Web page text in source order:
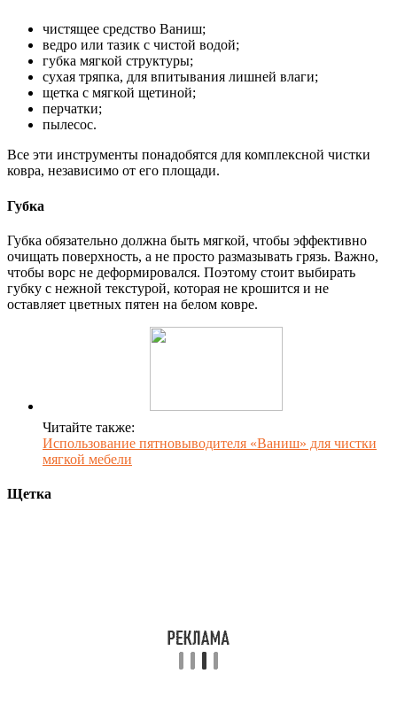
чистящее средство Ваниш;
ведро или тазик с чистой водой;
губка мягкой структуры;
сухая тряпка, для впитывания лишней влаги;
щетка с мягкой щетиной;
перчатки;
пылесос.
Все эти инструменты понадобятся для комплексной чистки
ковра, независимо от его площади.
Губка
Губка обязательно должна быть мягкой, чтобы эффективно
очищать поверхность, а не просто размазывать грязь. Важно,
чтобы ворс не деформировался. Поэтому стоит выбирать
губку с нежной текстурой, которая не крошится и не
оставляет цветных пятен на белом ковре.
Читайте также:
Использование пятновыводителя «Ваниш» для чистки
мягкой мебели
Щетка